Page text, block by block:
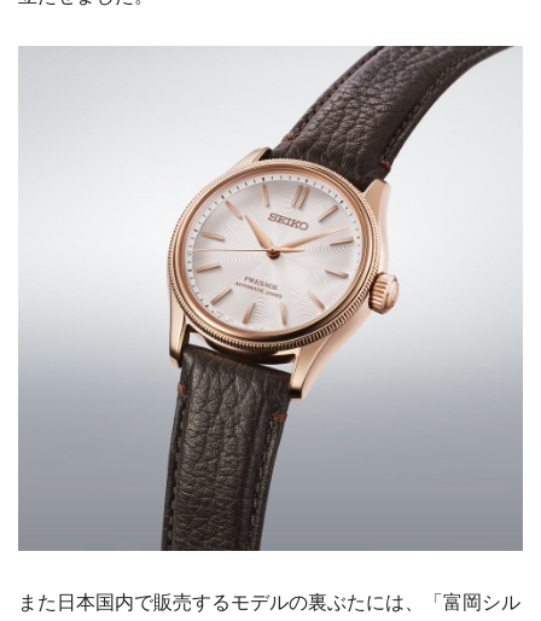
また日本国内で販売するモデルの裏ぶたには、「富岡シル